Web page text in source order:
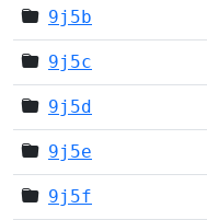
9j5b
9j5c
9j5d
9j5e
9j5f